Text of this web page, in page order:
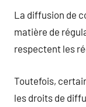
La diffusion de
matière de
respectent les
Toutefois,
les droits de